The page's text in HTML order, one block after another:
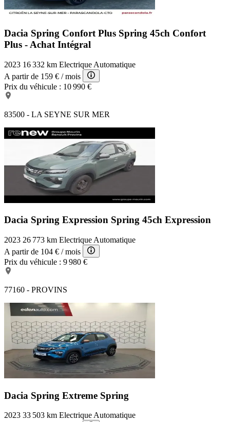
Dacia Spring Confort Plus Spring 45ch Confort
Plus - Achat Intégral
2023 16 332 km Electrique Automatique
A partir de 159 € / mois
Prix du véhicule : 10 990 €
83500 - LA SEYNE SUR MER
Dacia Spring Expression Spring 45ch Expression
2023 26 773 km Electrique Automatique
A partir de 104 € / mois
Prix du véhicule : 9 980 €
77160 - PROVINS
Dacia Spring Extreme Spring
2023 33 503 km ElectriqueAutomatique